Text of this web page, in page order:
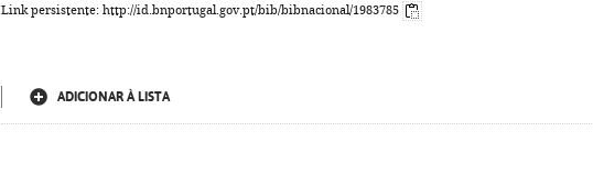
Link persistente: http://id.bnportugal.gov.pt/bib/bibnacional/1983785
ADICIONAR À LISTA